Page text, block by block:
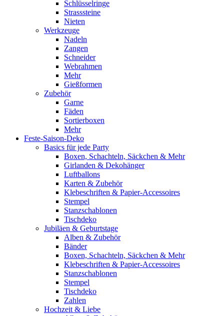
Schlüsselringe
Strasssteine
Nieten
Werkzeuge
Nadeln
Zangen
Schneider
Webrahmen
Mehr
Gießformen
Zubehör
Garne
Fäden
Sortierboxen
Mehr
Feste-Saison-Deko
Basics für jede Party
Boxen, Schachteln, Säckchen & Mehr
Girlanden & Dekohänger
Luftballons
Karten & Zubehör
Klebeschriften & Papier-Accessoires
Stempel
Stanzschablonen
Tischdeko
Jubiläen & Geburtstage
Alben & Zubehör
Bänder
Boxen, Schachteln, Säckchen & Mehr
Klebeschriften & Papier-Accessoires
Stanzschablonen
Stempel
Tischdeko
Zahlen
Hochzeit & Liebe